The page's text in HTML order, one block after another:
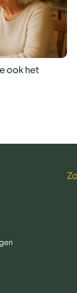
ook het